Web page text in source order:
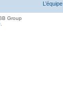
L’équipe
Group